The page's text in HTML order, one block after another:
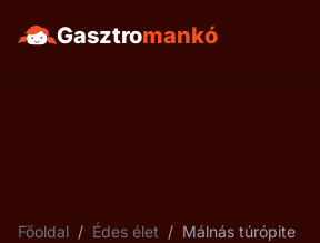
Gasztromankó
Főoldal / Édes élet / Málnás túrópite